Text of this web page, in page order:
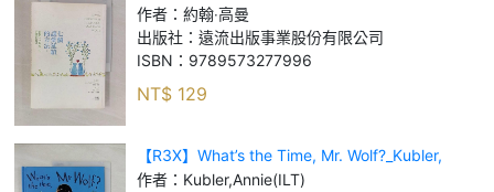
關鍵秘訣_約翰‧高曼
作者： 約翰‧高曼
出版社： 遠流出版事業股份有限公司
ISBN： 9789573277996
NT$ 129
【R3X】What’s the Time, Mr. Wolf?_Kubler,
Annie (ILT)
作者： Kubler,Annie(ILT)